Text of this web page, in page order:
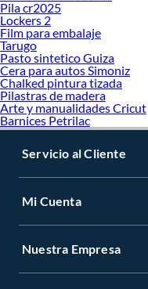
Pila cr2025
Lockers 2
Film para embalaje
Tarugo
Pasto sintetico Guiza
Cera para autos Simoniz
Chalked pintura tizada
Pilastras de madera
Arte y manualidades Cricut
Barnices Petrilac
Servicio al Cliente
Mi Cuenta
Nuestra Empresa